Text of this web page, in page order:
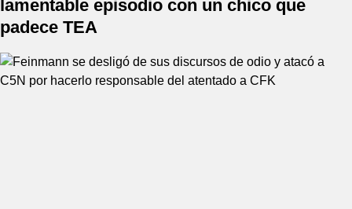
lamentable episodio con un chico que
padece TEA